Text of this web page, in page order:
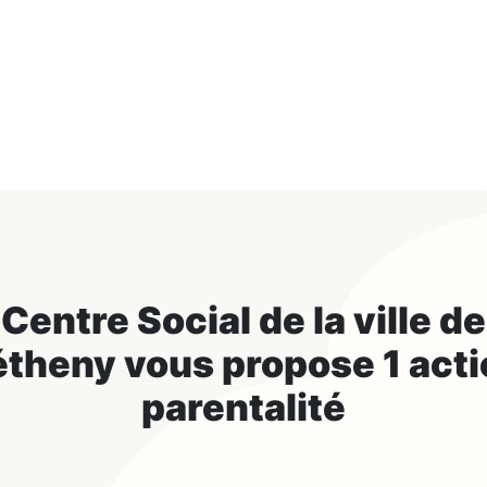
Centre Social de la ville de
vous propose 1
parentalité